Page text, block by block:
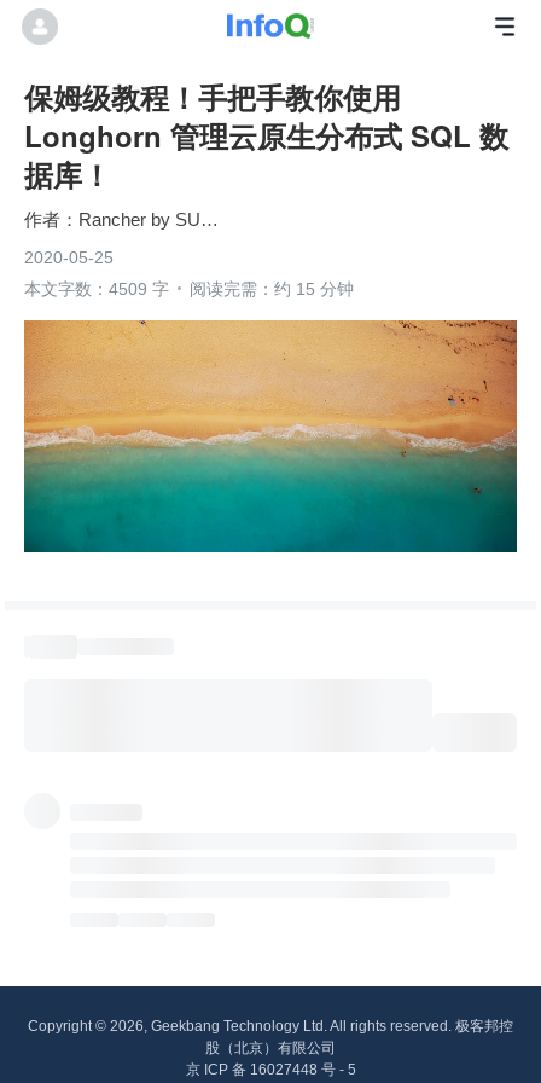
保姆级教程！手把手教你使用
Longhorn 管理云原生分布式 SQL 数
据库！
Rancher by SUSE
2020-05-25
本文字数：4509 字
阅读完需：约 15 分钟
Copyright © 2026, Geekbang Technology Ltd. All rights reserved. 极客邦控
股（北京）有限公司
京 ICP 备 16027448 号 - 5